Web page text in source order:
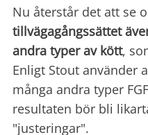
Nu återstår det att se
tillvägagångssättet
andra typer av kött,
Enligt Stout använder
många andra typer
resultaten bör bli
"justeringar".